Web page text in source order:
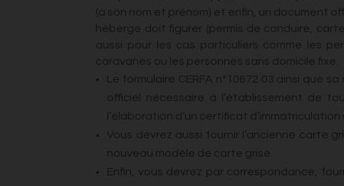
(à son nom et prénom) et enfin, un document
héberge doit figurer (permis de conduire,
aussi pour les cas particuliers comme les
caravanes ou les personnes sans domicile fixe.
Le formulaire CERFA n°10672 03 ainsi que
officiel nécessaire à l’établissement de
l’élaboration d’un certificat d’immatriculation
Vous devrez aussi fournir l’ancienne carte
nouveau modèle de carte grise.
Enfin, vous devrez par correspondance,